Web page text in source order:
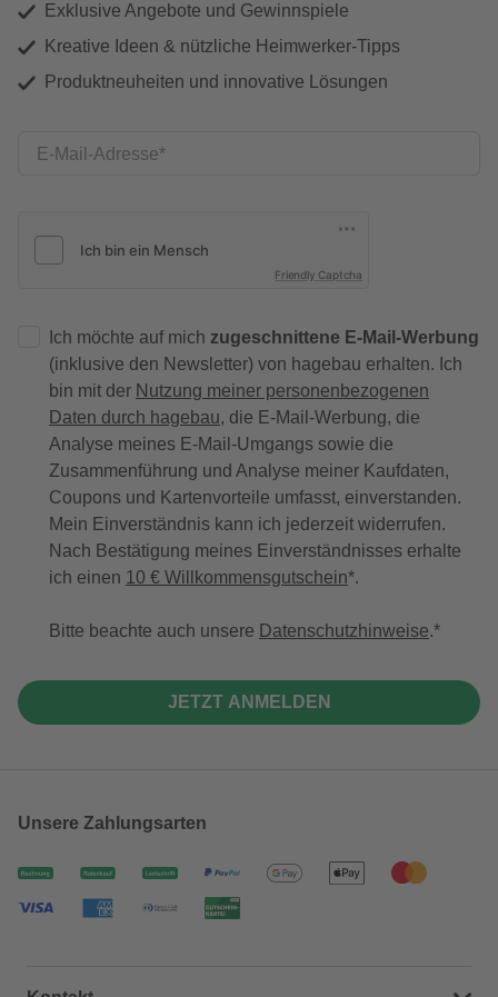
Exklusive Angebote und Gewinnspiele
Kreative Ideen & nützliche Heimwerker-Tipps
Produktneuheiten und innovative Lösungen
E-Mail-Adresse
Friendly Captcha
Ich möchte auf mich zugeschnittene E-Mail-Werbung
(inklusive den Newsletter) von hagebau erhalten. Ich
bin mit der Nutzung meiner personenbezogenen
Daten durch hagebau, die E-Mail-Werbung, die
Analyse meines E-Mail-Umgangs sowie die
Zusammenführung und Analyse meiner Kaufdaten,
Coupons und Kartenvorteile umfasst, einverstanden.
Mein Einverständnis kann ich jederzeit widerrufen.
Nach Bestätigung meines Einverständnisses erhalte
ich einen 10 € Willkommensgutschein*.
Bitte beachte auch unsere Datenschutzhinweise.
JETZT ANMELDEN
Unsere Zahlungsarten